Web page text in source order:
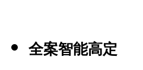
全案智能高定